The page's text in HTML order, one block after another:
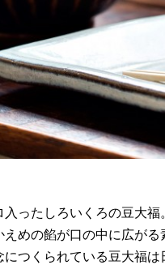
ったしろいくろの豆大
めの餡が口の中に広がる
につくられている豆大福